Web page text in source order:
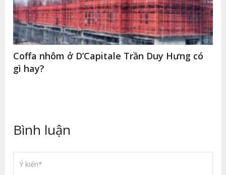
Coffa nhôm ở D’Capitale Trần Duy Hưng có
gì hay?
Bình luận